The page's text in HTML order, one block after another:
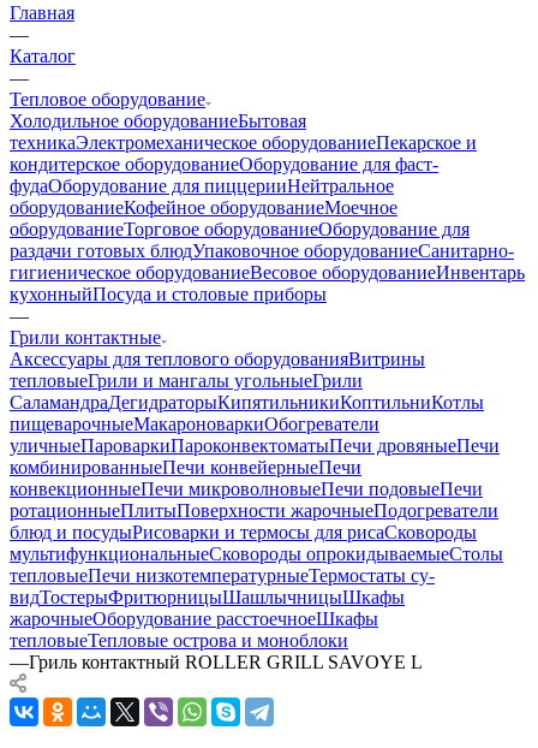
Главная
—
Каталог
—
Тепловое оборудование
Холодильное оборудованиеБытовая
техникаЭлектромеханическое оборудованиеПекарское и
кондитерское оборудованиеОборудование для фаст-
фудаОборудование для пиццерииНейтральное
оборудованиеКофейное оборудованиеМоечное
оборудованиеТорговое оборудованиеОборудование для
раздачи готовых блюдУпаковочное оборудованиеСанитарно-
гигиеническое оборудованиеВесовое оборудованиеИнвентарь
кухонныйПосуда и столовые приборы
—
Грили контактные
Аксессуары для теплового оборудованияВитрины
тепловыеГрили и мангалы угольныеГрили
СаламандраДегидраторыКипятильникиКоптильниКотлы
пищеварочныеМакароноваркиОбогреватели
уличныеПароваркиПароконвектоматыПечи дровяныеПечи
комбинированныеПечи конвейерныеПечи
конвекционныеПечи микроволновыеПечи подовыеПечи
ротационныеПлитыПоверхности жарочныеПодогреватели
блюд и посудыРисоварки и термосы для рисаСковороды
мультифункциональныеСковороды опрокидываемыеСтолы
тепловыеПечи низкотемпературныеТермостаты су-
видТостерыФритюрницыШашлычницыШкафы
жарочныеОборудование расстоечноеШкафы
тепловыеТепловые острова и моноблоки
—Гриль контактный ROLLER GRILL SAVOYE L